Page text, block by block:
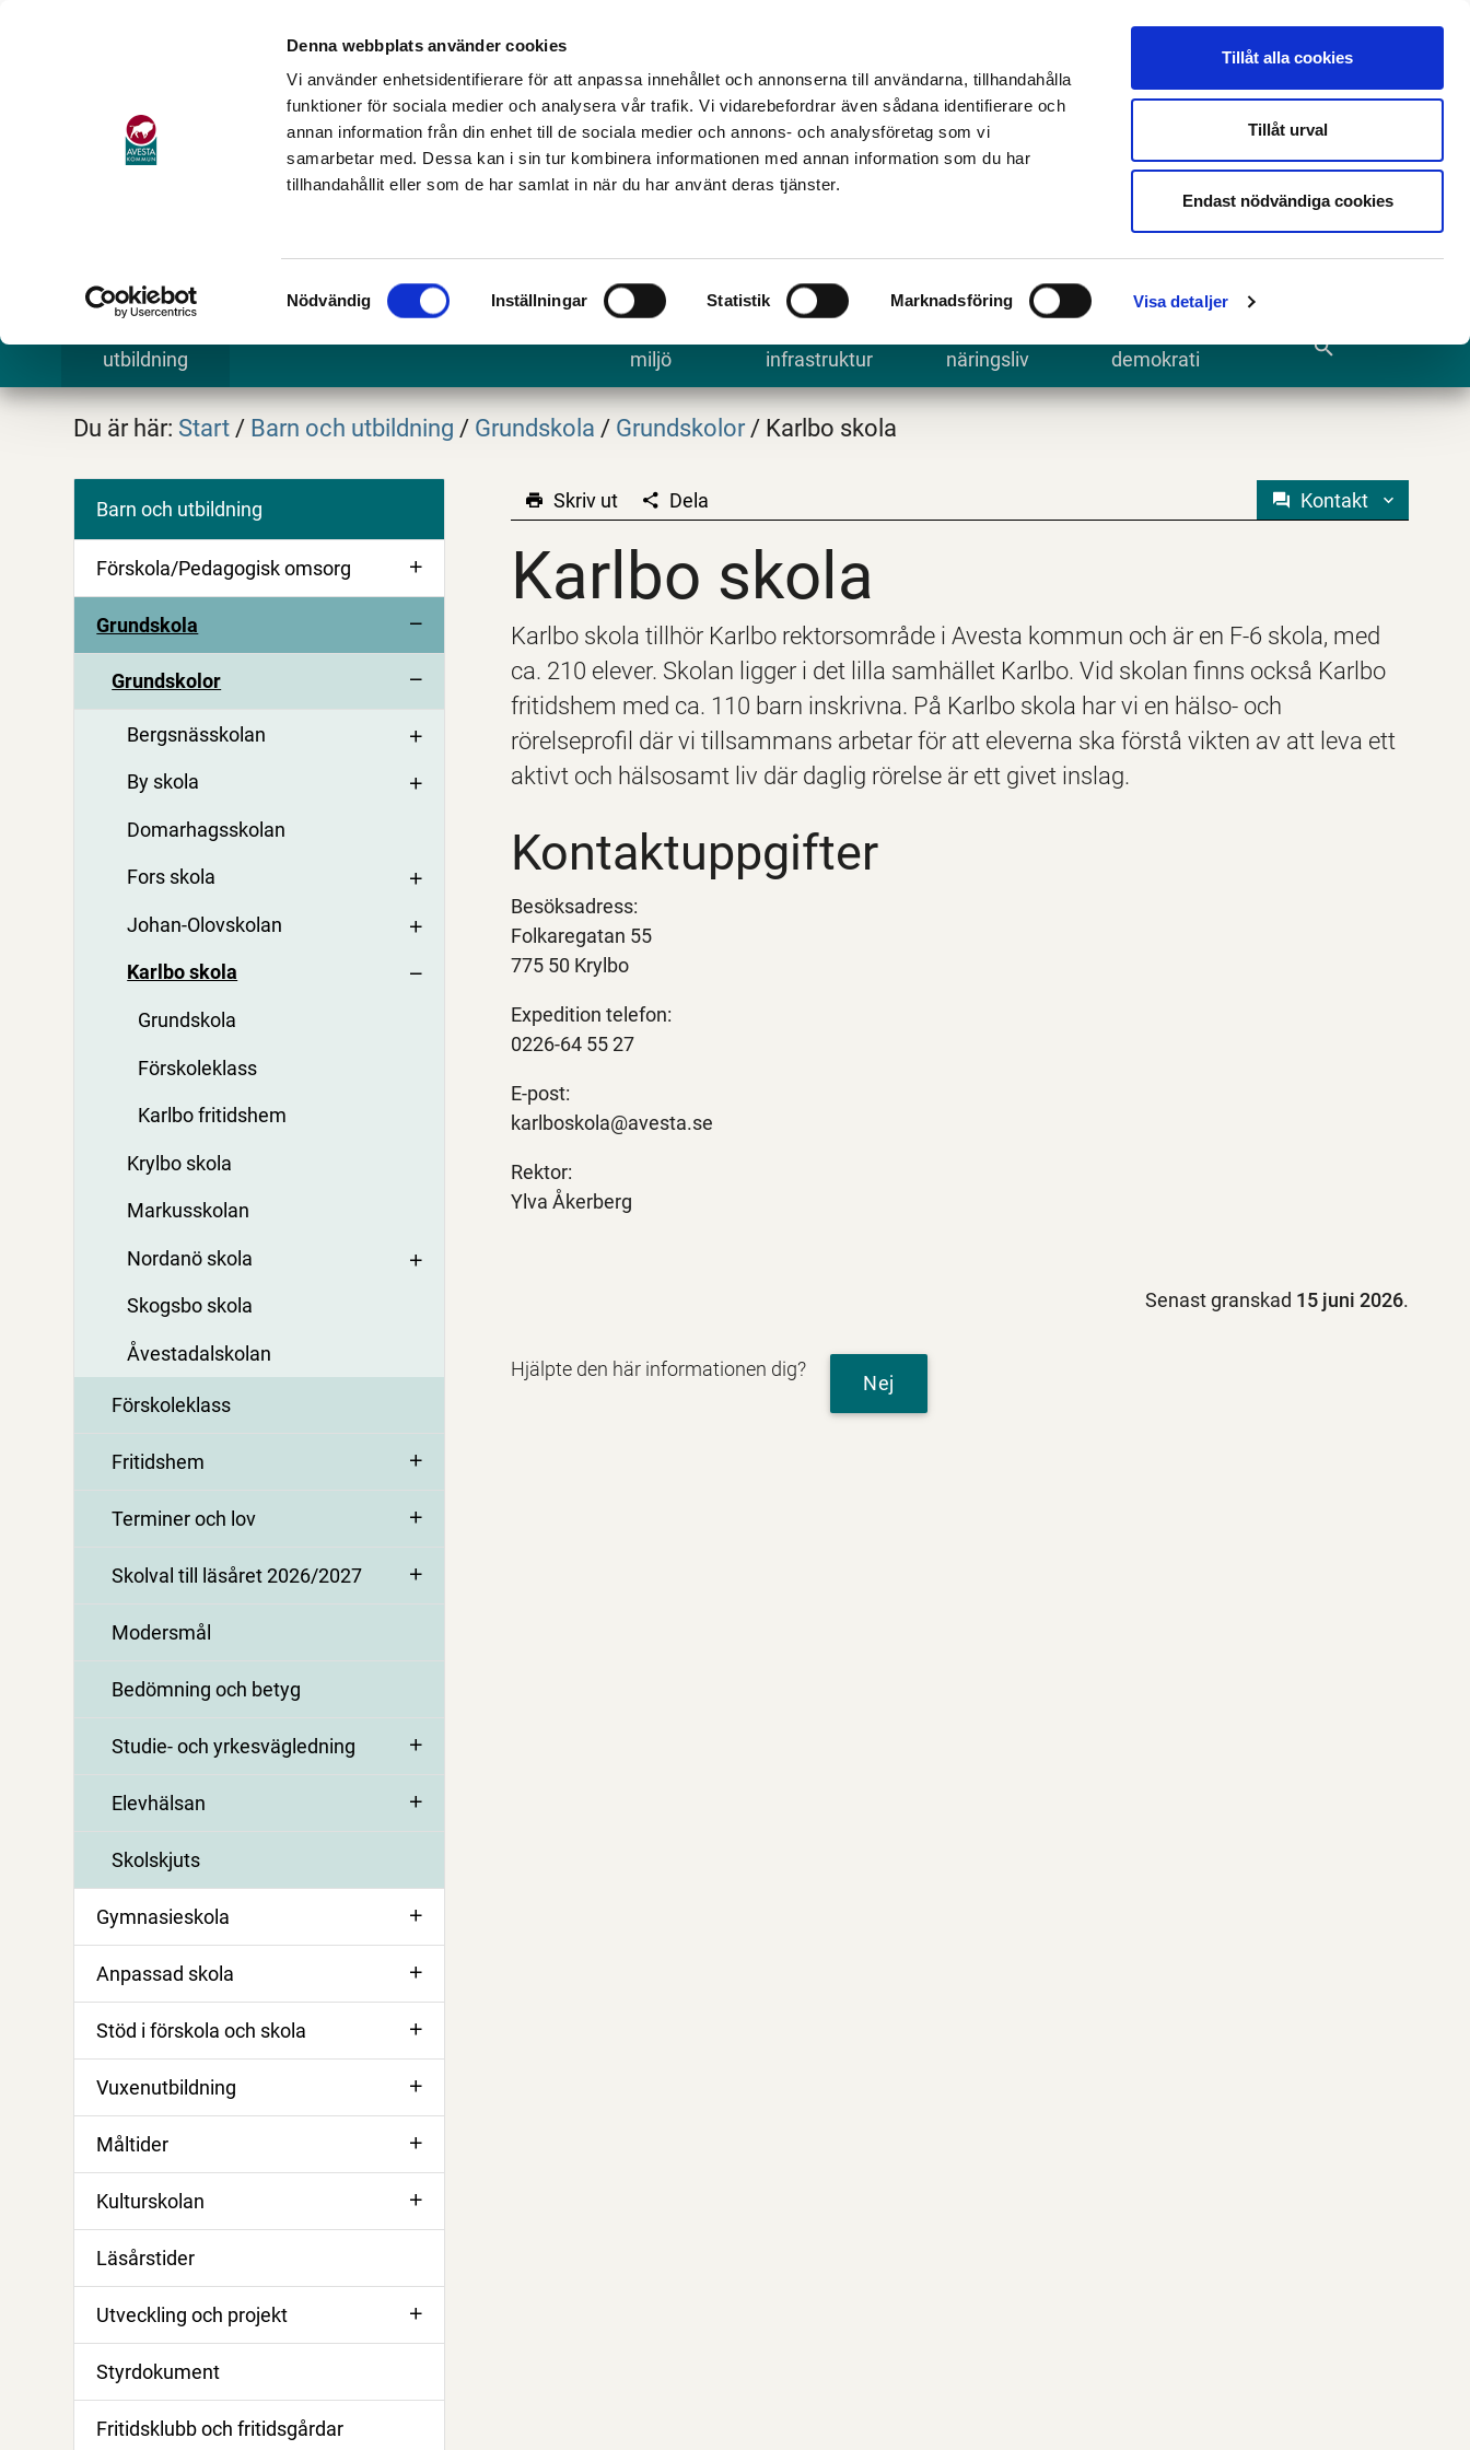
Denna webbplats använder cookies
Vi använder enhetsidentifierare för att anpassa innehållet och annonserna till användarna, tillhandahålla
funktioner för sociala medier och analysera vår trafik. Vi vidarebefordrar även sådana identifierare och
annan information från din enhet till de sociala medier och annons- och analysföretag som vi
samarbetar med. Dessa kan i sin tur kombinera informationen med annan information som du har
tillhandahållit eller som de har samlat in när du har använt deras tjänster.
Samtyckesval
Nödvändig Inställningar Statistik Marknadsföring Visa detaljer
Tillåt alla cookies
Tillåt urval
Endast nödvändiga cookies
E-tjänster och blanketter Translate
Sök
utbildning
miljö
infrastruktur
näringsliv
demokrati
search
Du är här: Start / Barn och utbildning / Grundskola / Grundskolor / Karlbo skola
Barn och utbildning
Förskola/Pedagogisk omsorg
Grundskola
Grundskolor
Bergsnässkolan
By skola
Domarhagsskolan
Fors skola
Johan-Olovskolan
Karlbo skola
Grundskola
Förskoleklass
Karlbo fritidshem
Krylbo skola
Markusskolan
Nordanö skola
Skogsbo skola
Åvestadalskolan
Förskoleklass
Fritidshem
Terminer och lov
Skolval till läsåret 2026/2027
Modersmål
Bedömning och betyg
Studie- och yrkesvägledning
Elevhälsan
Skolskjuts
Gymnasieskola
Anpassad skola
Stöd i förskola och skola
Vuxenutbildning
Måltider
Kulturskolan
Läsårstider
Utveckling och projekt
Styrdokument
Fritidsklubb och fritidsgårdar
Karlbo skola
Skriv ut Dela Kontakt
Karlbo skola
Karlbo skola tillhör Karlbo rektorsområde i Avesta kommun och är en F-6 skola, med
ca. 210 elever. Skolan ligger i det lilla samhället Karlbo. Vid skolan finns också Karlbo
fritidshem med ca. 110 barn inskrivna. På Karlbo skola har vi en hälso- och
rörelseprofil där vi tillsammans arbetar för att eleverna ska förstå vikten av att leva ett
aktivt och hälsosamt liv där daglig rörelse är ett givet inslag.
Kontaktuppgifter
Besöksadress:
Folkaregatan 55
775 50 Krylbo
Expedition telefon:
0226-64 55 27
E-post:
karlboskola@avesta.se
Rektor:
Ylva Åkerberg
Senast granskad 15 juni 2026.
Hjälpte den här informationen dig?
Nej